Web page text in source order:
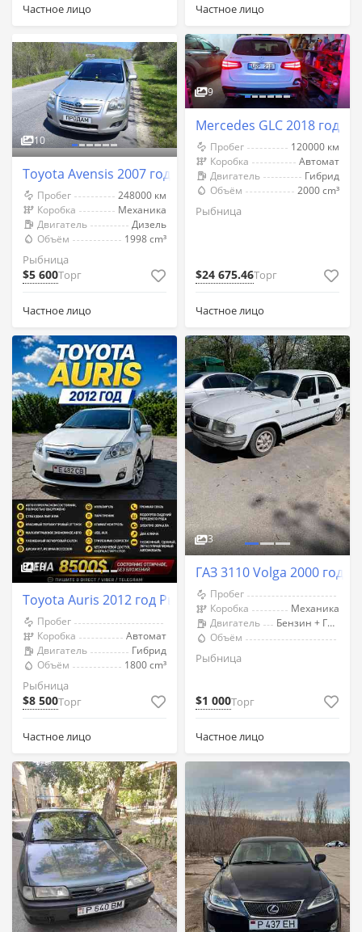
Частное лицо Частное лицо
10
Toyota Avensis 2007 год Рыбница
Пробег
248000 км
Коробка
Механика
Двигатель
Дизель
Объём
1998 cm³
Рыбница
$5 600Торг
Частное лицо
9
Mercedes GLC 2018 год
Пробег
120000 км
Коробка
Автомат
Двигатель
Гибрид
Объём
2000 cm³
Рыбница
$24 675.46Торг
Частное лицо
10
Toyota Auris 2012 год Рыбница
Пробег
Коробка
Автомат
Двигатель
Гибрид
Объём
1800 cm³
Рыбница
$8 500Торг
Частное лицо
3
ГАЗ 3110 Volga 2000 год
Пробег
Коробка
Механика
Двигатель
Бензин + Газ (Метан)
Объём
Рыбница
$1 000Торг
Частное лицо